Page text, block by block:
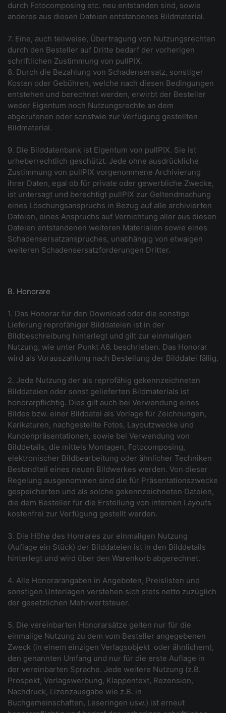
durch Fotocomposing etc. neu entstanden sind, sowie
anderes aus diesen Dateien entstandenes Bildmaterial.
7. Eine, auch teilweise, Übertragung von Nutzungsrechten
durch den Besteller auf Dritte bedarf der vorherigen
schriftlichen Zustimmung von pullPIX.
8. Durch die Bezahlung von Schadensersatz, sonstiger
Kosten oder Gebühren, welche nach diesen Bedingungen
entstehen und berechnet werden, erwirbt der Besteller
weder Eigentum noch Nutzungsrechte an dem
abgerufenen oder sonstwie zur Verfügung gestellten
Bildmaterial.
9. Die Bilddatenbank ist Eigentum von pullPIX. Sie ist
urheberrechtlich geschützt. Jede ohne ausdrückliche
Zustimmung von pullPIX vorgenommene Archivierung
ihrer Daten, egal ob für private oder gewerbliche Zwecke,
ist untersagt und berechtigt pullPIX zur Geltendmachung
eines Löschungsanspruchs in Bezug auf alle archivierten
Dateien, eines Anspruchs auf Vernichtung aller aus diesen
Dateien entstandenen weiteren Materialien sowie eines
Schadensersatzanspruches, unabhängig von etwaigen
weiteren Schadensersatzforderungen Dritter.
B. Honorare
1. Das Honorar für den Download oder die sonstige
Lieferung reprofähiger Bilddateien ist in der
Bildbeschreibung hinterlegt und gilt zur einmaligen
Nutzung, wie unter Punkt A6. beschrieben. Das Honorar
wird als Vorauszahlung nach Bestellung der Bilddatei fällig.
2. Jede Nutzung der als reprofähig gekennzeichneten
Bilddateien oder sonst gelieferten Bildmaterials ist
honorarpflichtig. Dies gilt auch bei Verwendung eines
Bildes bzw. einer Bilddatei als Vorlage für Zeichnungen,
Karikaturen, nachgestellte Fotos, Layoutzwecke und
Kundenpräsentationen, sowie bei Verwendung von
Bilddetails, die mittels Montagen, Fotocomposing,
elektronischer Bildbearbeitung oder ähnlicher Techniken
Bestandteil eines neuen Bildwerkes werden. Von dieser
Regelung ausgenommen sind die für Präsentationszwecke
gespeicherten und als solche gekennzeichneten Dateien,
die dem Besteller für die Erstellung von internen Layouts
kostenfrei zur Verfügung gestellt werden.
3. Die Höhe des Honrares zur einmaligen Nutzung
(Auflage ein Stück) der Bilddateien ist in den Bilddetails
hinterlegt und wird über den Warenkorb abgerechnet.
4. Alle Honorarangaben in Angeboten, Preislisten und
sonstigen Unterlagen verstehen sich stets netto zuzüglich
der gesetzlichen Mehrwertsteuer.
5. Die vereinbarten Honorarsätze gelten nur für die
einmalige Nutzung zu dem vom Besteller angegebenen
Zweck (in einem einzigen Verlagsobjekt ­ oder ähnlichem),
den genannten Umfang und nur für die erste Auflage in
der vereinbarten Sprache. Jede weitere Nutzung (z.B.
Prospekt, Verlagswerbung, Klappentext, Rezension,
Nachdruck, Lizenzausgabe wie z.B. in
Buchgemeinschaften, Leseringen usw.) ist erneut